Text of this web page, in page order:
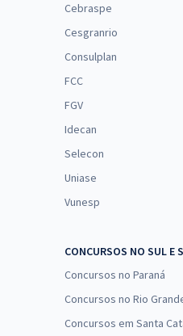
Cebraspe
Cesgranrio
Consulplan
FCC
FGV
Idecan
Selecon
Uniase
Vunesp
CONCURSOS NO SUL E
Concursos no Paraná
Concursos no Rio
Concursos em Santa